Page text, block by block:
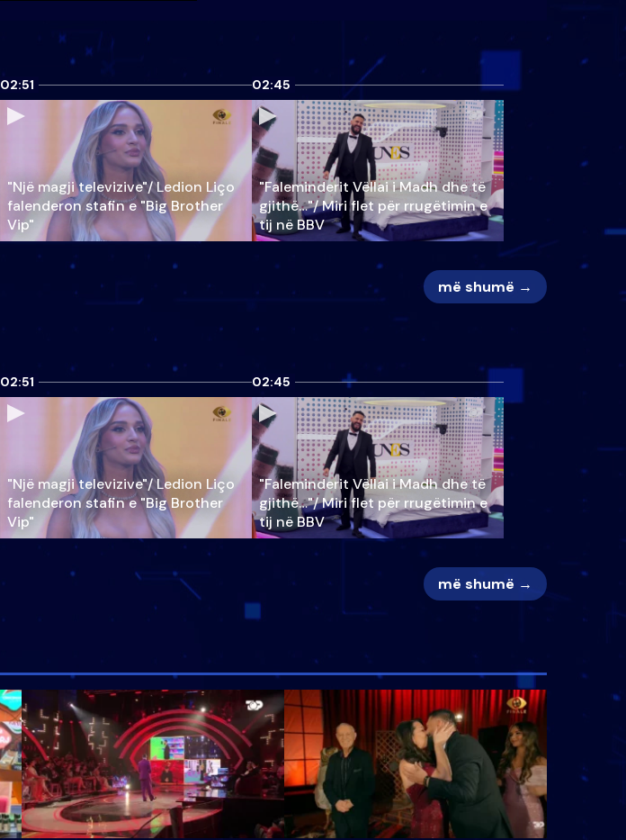
02:51
"Një magji televizive"/ Ledion Liço
falenderon stafin e "Big Brother
Vip"
02:45
"Faleminderit Vëllai i Madh dhe të
gjithë…"/ Miri flet për rrugëtimin e
tij në BBV
më shumë →
02:51
"Një magji televizive"/ Ledion Liço
falenderon stafin e "Big Brother
Vip"
02:45
"Faleminderit Vëllai i Madh dhe të
gjithë…"/ Miri flet për rrugëtimin e
tij në BBV
më shumë →